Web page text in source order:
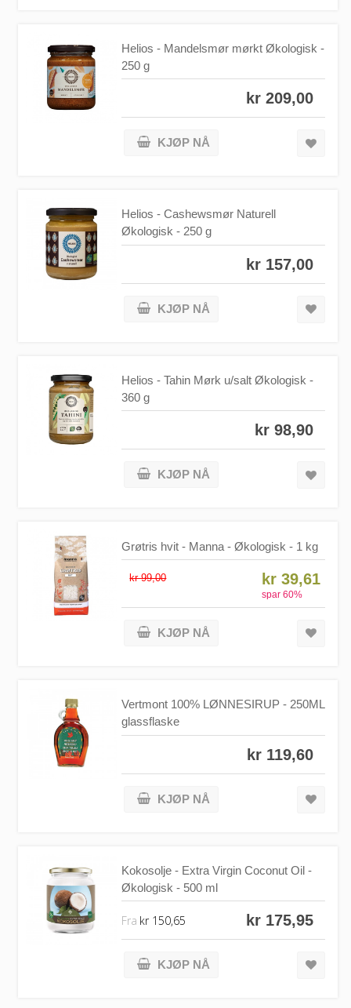
Helios - Mandelsmør mørkt Økologisk -
250 g
kr 209,00
KJØP NÅ
Helios - Cashewsmør Naturell
Økologisk - 250 g
kr 157,00
KJØP NÅ
Helios - Tahin Mørk u/salt Økologisk -
360 g
kr 98,90
KJØP NÅ
Grøtris hvit - Manna - Økologisk - 1 kg
kr 99,00 kr 39,61
spar60%
KJØP NÅ
Vertmont 100% LØNNESIRUP - 250ML
glassflaske
kr 119,60
KJØP NÅ
Kokosolje - Extra Virgin Coconut Oil -
Økologisk - 500 ml
kr 175,95
Fra kr 150,65
KJØP NÅ